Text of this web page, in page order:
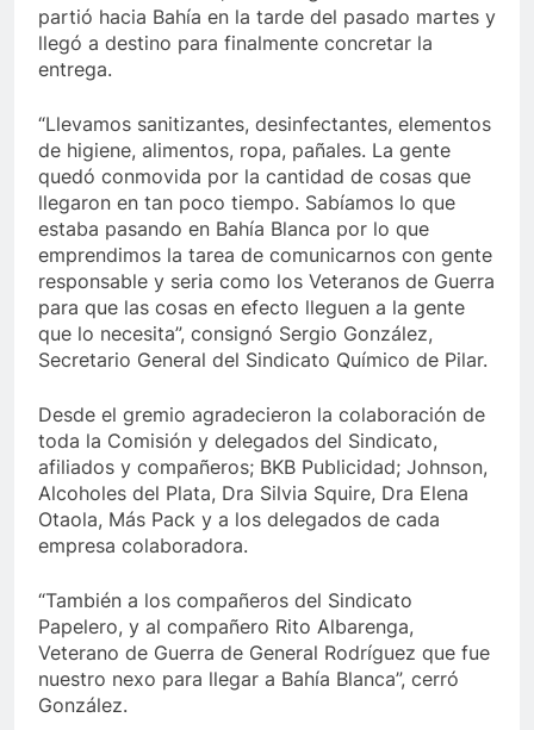
partió hacia Bahía en la tarde del pasado martes y
llegó a destino para finalmente concretar la
entrega.
“Llevamos sanitizantes, desinfectantes, elementos
de higiene, alimentos, ropa, pañales. La gente
quedó conmovida por la cantidad de cosas que
llegaron en tan poco tiempo. Sabíamos lo que
estaba pasando en Bahía Blanca por lo que
emprendimos la tarea de comunicarnos con gente
responsable y seria como los Veteranos de Guerra
para que las cosas en efecto lleguen a la gente
que lo necesita”, consignó Sergio González,
Secretario General del Sindicato Químico de Pilar.
Desde el gremio agradecieron la colaboración de
toda la Comisión y delegados del Sindicato,
afiliados y compañeros; BKB Publicidad; Johnson,
Alcoholes del Plata, Dra Silvia Squire, Dra Elena
Otaola, Más Pack y a los delegados de cada
empresa colaboradora.
“También a los compañeros del Sindicato
Papelero, y al compañero Rito Albarenga,
Veterano de Guerra de General Rodríguez que fue
nuestro nexo para llegar a Bahía Blanca”, cerró
González.